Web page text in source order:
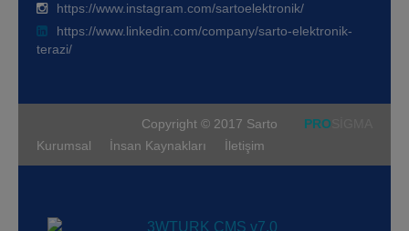
https://www.instagram.com/sartoelektronik/
https://www.linkedin.com/company/sarto-elektronik-
terazi/
Copyright © 2017 Sarto PRO
Kurumsal
İnsan Kaynakları İletişim